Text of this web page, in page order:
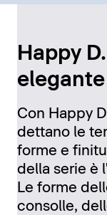
Happy
Con Happy
dettano le
forme e
della serie è
Le forme
consolle,